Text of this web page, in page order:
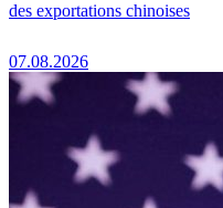
des exportations chinoises
07.08.2026